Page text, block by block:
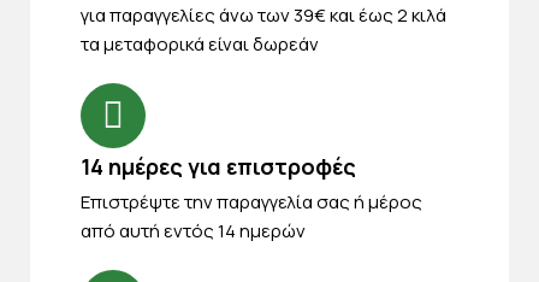
για παραγγελίες άνω των 39€ και έως 2 κιλά
τα μεταφορικά είναι δωρεάν
14 ημέρες για επιστροφές
Eπιστρέψτε την παραγγελία σας ή μέρος
από αυτή εντός 14 ημερών